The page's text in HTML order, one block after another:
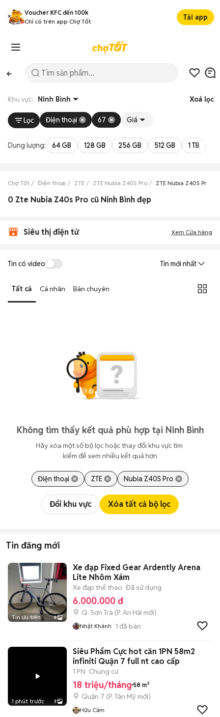
Voucher KFC đến 100k
Chỉ có trên app Chợ Tốt
Tải app
Khu vực: Ninh Bình Xoá lọc
Lọc Điện thoại 67 Giá
Dung lượng: 64 GB 128 GB 256 GB 512 GB 1 TB
Chợ Tốt Điện thoại ZTE ZTE Nubia Z40S Pro ZTE Nubia Z40S Pro
0 Zte Nubia Z40s Pro cũ Ninh Bình đẹp
Siêu thị điện tử Xem Cửa hàng
Tin có video Tin mới nhất
Tất cả Cá nhân Bán chuyên
Không tìm thấy kết quả phù hợp tại Ninh Bình
Hãy xóa một số bộ lọc hoặc thay đổi khu vực tìm
kiếm để xem nhiều kết quả hơn
Điện thoại ZTE Nubia Z40S Pro
Đổi khu vực Xóa tất cả bộ lọc
Tin đăng mới
Tin ưu tiên 9
Xe đạp Fixed Gear Ardently Arena
Lite Nhôm Xám
Xe đạp thể thao Đã sử dụng
6.000.000 đ
Q. Sơn Trà (P. An Hải mới)
Nhật Khánh 1 đã bán
1 phút trước 7
Siêu Phẩm Cực hot căn 1PN 58m2
infiniti Quận 7 full nt cao cấp
1 PN Chung cư
18 triệu/tháng 58 m²
Quận 7 (P. Tân Mỹ mới)
Hữu Cảm